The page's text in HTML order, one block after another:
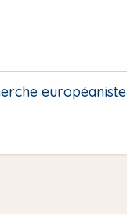
européaniste